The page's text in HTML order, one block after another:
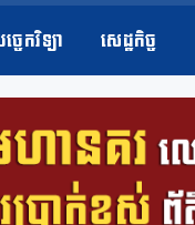
ចេកវិទ្យា សេដ្ឋកិច្ច